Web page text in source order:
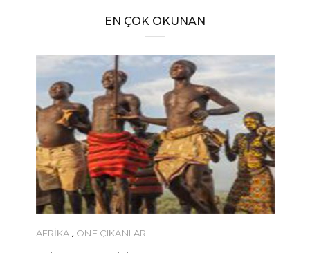
EN ÇOK OKUNAN
AFRIKA , ÖNE ÇIKANLAR